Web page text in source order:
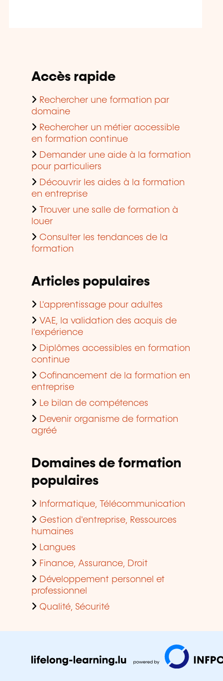
Accès rapide
Rechercher une formation par
domaine
Rechercher un métier accessible
en formation continue
Demander une aide à la formation
pour particuliers
Découvrir les aides à la formation
en entreprise
Trouver une salle de formation à
louer
Consulter les tendances de la
formation
Articles populaires
L'apprentissage pour adultes
VAE, la validation des acquis de
l'expérience
Diplômes accessibles en formation
continue
Cofinancement de la formation en
entreprise
Le bilan de compétences
Devenir organisme de formation
agréé
Domaines de formation
populaires
Informatique, Télécommunication
Gestion d'entreprise, Ressources
humaines
Langues
Finance, Assurance, Droit
Développement personnel et
professionnel
Qualité, Sécurité